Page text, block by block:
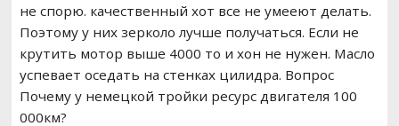
не спорю. качественный хот все не умееют делать.
Поэтому у них зерколо лучше получаться. Если не
крутить мотор выше 4000 то и хон не нужен. Масло
успевает оседать на стенках цилидра. Вопрос
Почему у немецкой тройки ресурс двигателя 100
000км?